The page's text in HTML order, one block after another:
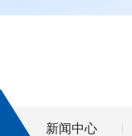
新闻中心